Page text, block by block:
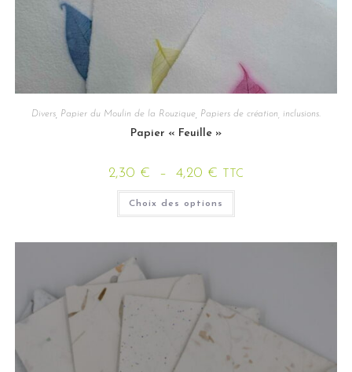
Divers Papier du Moulin de la Rouzique Papiers de création, inclusions.
Papier « Feuille »
2,30 € – 4,20 € TTC
Choix des options